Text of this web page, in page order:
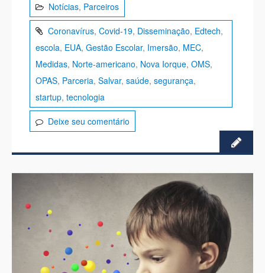
Notícias, Parceiros
Coronavírus,Covid-19, Disseminação, Edtech,
escola, EUA,Gestão Escolar, Imersão, MEC,
Medidas, Norte-americano, Nova Iorque,OMS,
OPAS, Parceria,Salvar,saúde,segurança,
startup,tecnologia
Deixe seu comentário